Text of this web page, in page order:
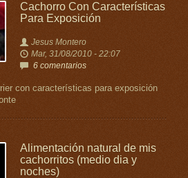
Cachorro Con Características
Para Exposición
Jesus Montero
Mar, 31/08/2010 - 22:07
6 comentarios
con características para exposición
Alimentación natural de mis
cachorritos (medio dia y
noches)